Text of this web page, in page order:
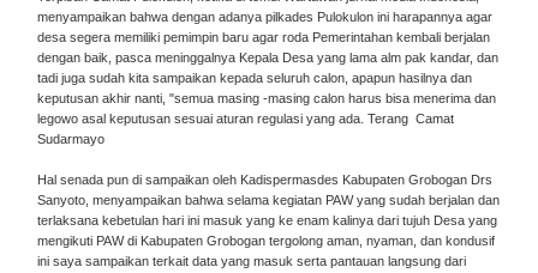
menyampaikan bahwa dengan adanya pilkades Pulokulon ini harapannya agar
desa segera memiliki pemimpin baru agar roda Pemerintahan kembali berjalan
dengan baik, pasca meninggalnya Kepala Desa yang lama alm pak kandar, dan
tadi juga sudah kita sampaikan kepada seluruh calon, apapun hasilnya dan
keputusan akhir nanti, "semua masing -masing calon harus bisa menerima dan
legowo asal keputusan sesuai aturan regulasi yang ada. Terang Camat
Sudarmayo
Hal senada pun di sampaikan oleh Kadispermasdes Kabupaten Grobogan Drs
Sanyoto, menyampaikan bahwa selama kegiatan PAW yang sudah berjalan dan
terlaksana kebetulan hari ini masuk yang ke enam kalinya dari tujuh Desa yang
mengikuti PAW di Kabupaten Grobogan tergolong aman, nyaman, dan kondusif
ini saya sampaikan terkait data yang masuk serta pantauan langsung dari